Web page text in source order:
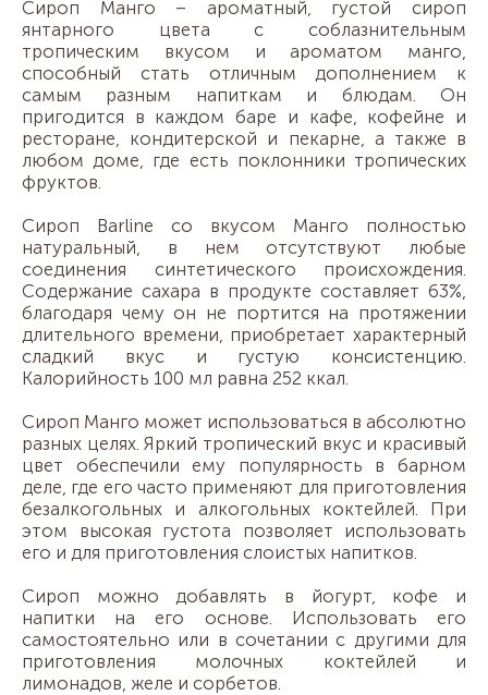
Сироп Манго – ароматный, густой сироп
янтарного цвета с соблазнительным
тропическим вкусом и ароматом манго,
способный стать отличным дополнением к
самым разным напиткам и блюдам. Он
пригодится в каждом баре и кафе, кофейне и
ресторане, кондитерской и пекарне, а также в
любом доме, где есть поклонники тропических
фруктов.
Сироп Barline со вкусом Манго полностью
натуральный, в нем отсутствуют любые
соединения синтетического происхождения.
Содержание сахара в продукте составляет 63%,
благодаря чему он не портится на протяжении
длительного времени, приобретает характерный
сладкий вкус и густую консистенцию.
Калорийность 100 мл равна 252 ккал.
Сироп Манго может использоваться в абсолютно
разных целях. Яркий тропический вкус и красивый
цвет обеспечили ему популярность в барном
деле, где его часто применяют для приготовления
безалкогольных и алкогольных коктейлей. При
этом высокая густота позволяет использовать
его и для приготовления слоистых напитков.
Сироп можно добавлять в йогурт, кофе и
напитки на его основе. Использовать его
самостоятельно или в сочетании с другими для
приготовления молочных коктейлей и
лимонадов, желе и сорбетов.